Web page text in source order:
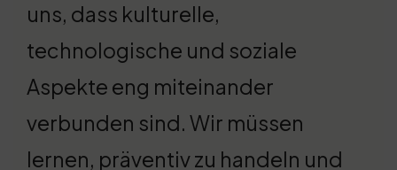
uns, dass kulturelle,
technologische und soziale
Aspekte eng miteinander
verbunden sind. Wir müssen
lernen, präventiv zu handeln und